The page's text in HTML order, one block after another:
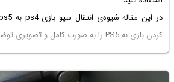
در این مقاله شیوه‌ی انتقال سیو بازی ps4 به ps5
کردن بازی به PS5 را به صورت کامل و تصویری توضیح می‌دهیم.